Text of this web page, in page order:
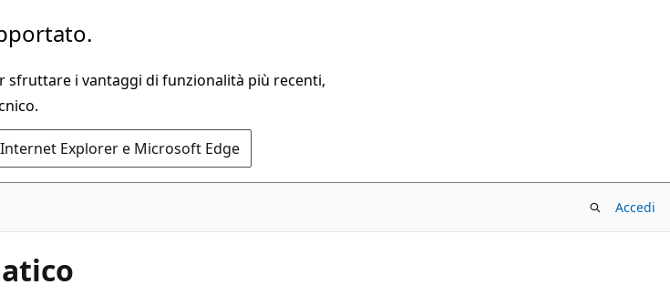
sfruttare i vantaggi di funzionalità più recenti,
Explorer e Microsoft Edge
Accedi